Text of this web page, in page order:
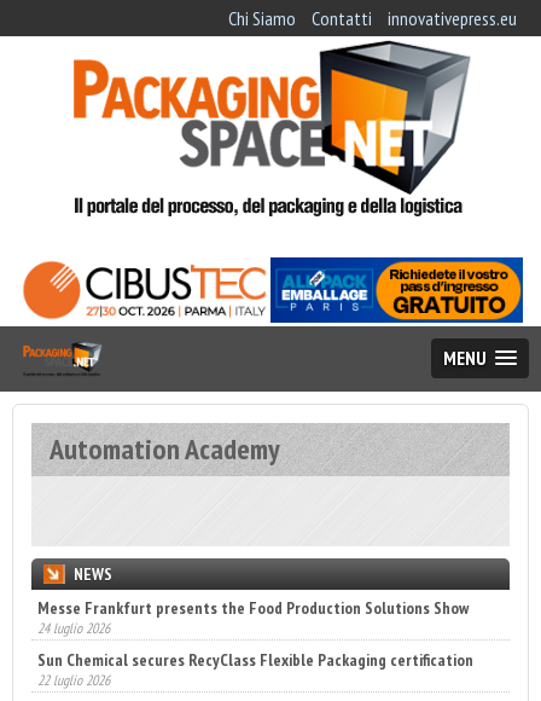
Chi Siamo Contatti innovativepress.eu
MENU
Automation Academy
NEWS
Messe Frankfurt presents the Food Production Solutions Show
24 luglio 2026
Sun Chemical secures RecyClass Flexible Packaging certification
22 luglio 2026
Engaldini sceglie Incaricotech
22 luglio 2026